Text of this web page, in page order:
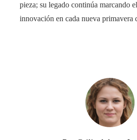
pieza; su legado continúa marcando
innovación en cada nueva primavera